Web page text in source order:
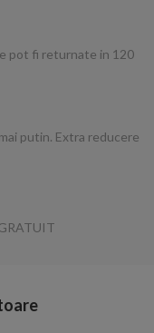
pot fi returnate in 120
putin. Extra reducere